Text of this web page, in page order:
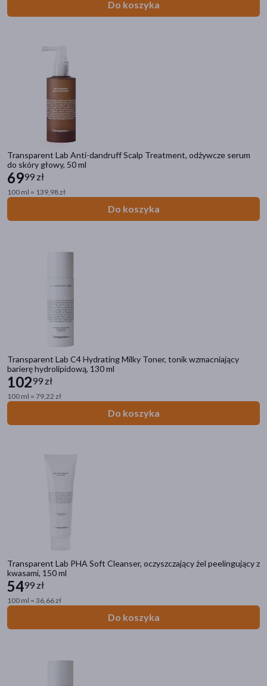
Do koszyka
Transparent Lab Anti-dandruff Scalp Treatment, odżywcze serum
do skóry głowy, 50 ml
6999 zł
100 ml = 139,98 zł
Do koszyka
Transparent Lab C4 Hydrating Milky Toner, tonik wzmacniający
barierę hydrolipidową, 130 ml
10299 zł
100 ml = 79,22 zł
Do koszyka
Transparent Lab PHA Soft Cleanser, oczyszczający żel peelingujący z
kwasami, 150 ml
5499 zł
100 ml = 36,66 zł
Do koszyka